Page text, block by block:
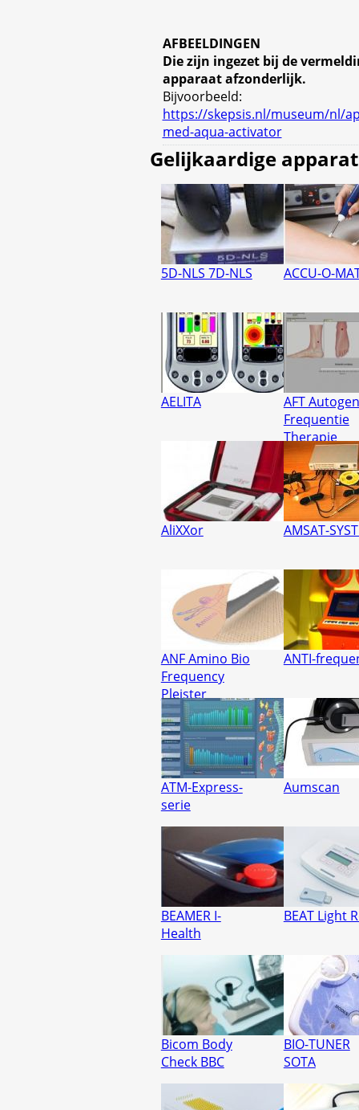
AFBEELDINGEN
Die zijn ingezet bij de
apparaat afzonderlijk.
Bijvoorbeeld:
https://skepsis.nl/museum/nl/
med-aqua-activator
Gelijkaardige
5D-NLS 7D-NLS ACCU-O-
AELITA
AFT
Frequentie
Therapie
AliXXor AMSAT-
ANF Amino Bio
Frequency
Pleister
ANTI-
ATM-Express-
serie
Aumscan
BEAMER I-
Health
BEAT Light
Bicom Body
Check BBC
BIO-TUNER
SOTA